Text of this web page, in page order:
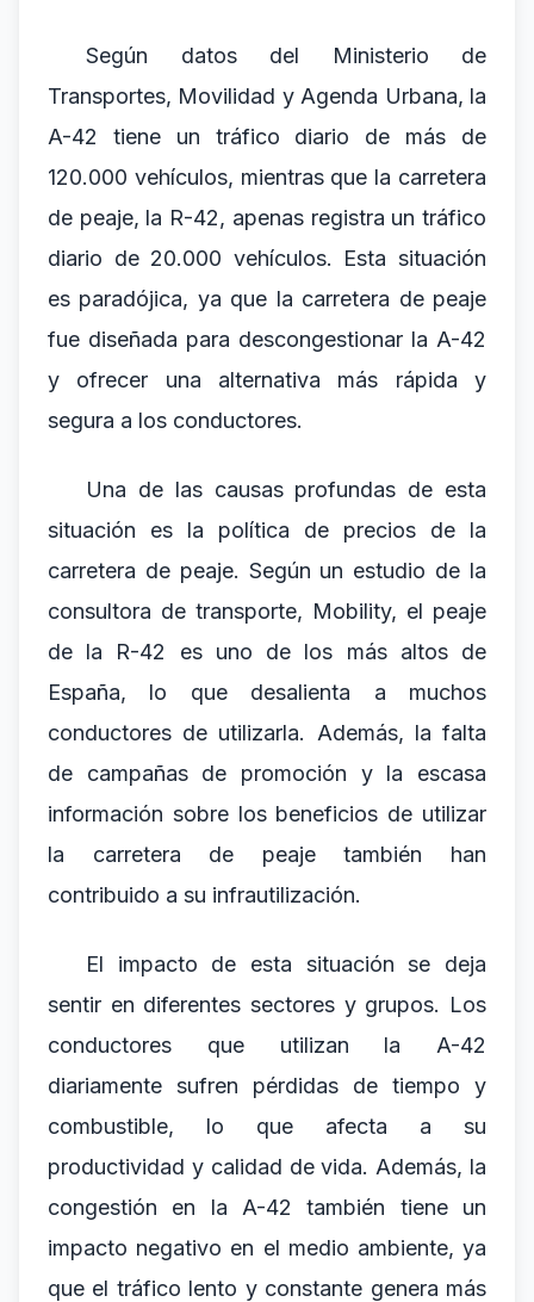
Según datos del Ministerio de
Transportes, Movilidad y Agenda Urbana, la
A-42 tiene un tráfico diario de más de
120.000 vehículos, mientras que la carretera
de peaje, la R-42, apenas registra un tráfico
diario de 20.000 vehículos. Esta situación
es paradójica, ya que la carretera de peaje
fue diseñada para descongestionar la A-42
y ofrecer una alternativa más rápida y
segura a los conductores.
Una de las causas profundas de esta
situación es la política de precios de la
carretera de peaje. Según un estudio de la
consultora de transporte, Mobility, el peaje
de la R-42 es uno de los más altos de
España, lo que desalienta a muchos
conductores de utilizarla. Además, la falta
de campañas de promoción y la escasa
información sobre los beneficios de utilizar
la carretera de peaje también han
contribuido a su infrautilización.
El impacto de esta situación se deja
sentir en diferentes sectores y grupos. Los
conductores que utilizan la A-42
diariamente sufren pérdidas de tiempo y
combustible, lo que afecta a su
productividad y calidad de vida. Además, la
congestión en la A-42 también tiene un
impacto negativo en el medio ambiente, ya
que el tráfico lento y constante genera más